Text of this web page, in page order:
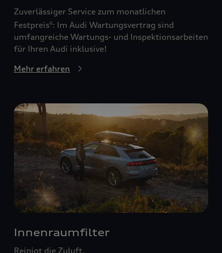
Zuverlässiger Service zum monatlichen
Festpreis6: Im Audi Wartungsvertrag sind
umfangreiche Wartungs- und Inspektionsarbeiten
für Ihren Audi inklusive!
Mehr erfahren
Innenraumfilter
Reinigt die Zuluft.